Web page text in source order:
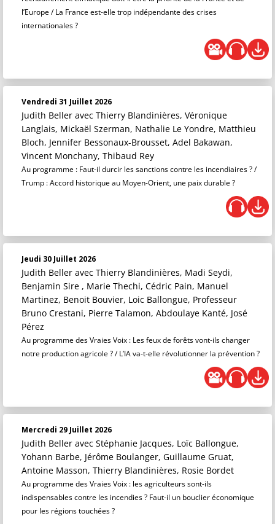
l’Europe / La France est-elle trop indépendante des crises
internationales ?
Vendredi 31 Juillet 2026
Judith Beller avec Thierry Blandinières, Véronique
Langlais, Mickaël Szerman, Nathalie Le Yondre, Matthieu
Bloch, Jennifer Bessonaux-Brousset, Adel Bakawan,
Vincent Monchany, Thibaud Rey
Au programme : Faut-il durcir les sanctions contre les incendiaires ? /
Trump : Accord historique au Moyen-Orient, une paix durable ?
Jeudi 30 Juillet 2026
Judith Beller avec Thierry Blandinières, Madi Seydi,
Benjamin Sire , Marie Thechi, Cédric Pain, Manuel
Martinez, Benoit Bouvier, Loic Ballongue, Professeur
Bruno Crestani, Pierre Talamon, Abdoulaye Kanté, José
Pérez
Au programme des Vraies Voix : Les feux de forêts vont-ils changer
notre production agricole ? / L’IA va-t-elle révolutionner la prévention ?
Mercredi 29 Juillet 2026
Judith Beller avec Stéphanie Jacques, Loïc Ballongue,
Yohann Barbe, Jérôme Boulanger, Guillaume Gruat,
Antoine Masson, Thierry Blandinières, Rosie Bordet
Au programme des Vraies Voix : les agriculteurs sont-ils
indispensables contre les incendies ? Faut-il un bouclier économique
pour les régions touchées ?